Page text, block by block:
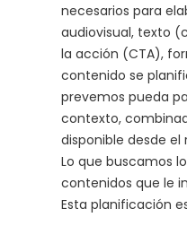
necesarios para
audiovisual, texto
la acción (CTA),
contenido se
prevemos pueda
contexto,
disponible desde
Lo que buscamos
contenidos que le
Esta planificación